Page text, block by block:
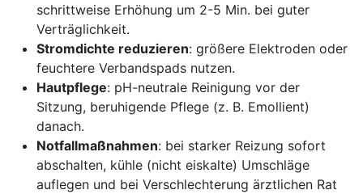
schrittweise Erhöhung ⁢um ​2-5 Min. ⁢bei⁣ guter
Verträglichkeit.
Stromdichte reduzieren: ⁤größere Elektroden ⁢oder
feuchtere Verbandspads nutzen.
Hautpflege: pH-neutrale Reinigung vor der
Sitzung, beruhigende Pflege (z. B. Emollient)
danach.
Notfallmaßnahmen: bei starker Reizung ‌sofort
‍abschalten, kühle‌ (nicht eiskalte) Umschläge
auflegen und bei Verschlechterung ärztlichen Rat‍